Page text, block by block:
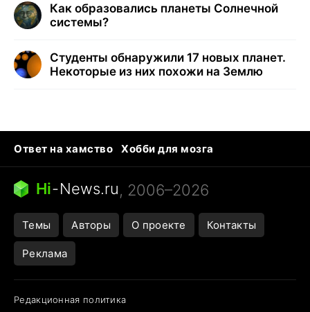
Как образовались планеты Солнечной
системы?
Студенты обнаружили 17 новых планет.
Некоторые из них похожи на Землю
Ответ на хамство
Хобби для мозга
Бензин 100 и 95
Тунцы в океанариуме
Следующая пандемия
Hi-News.ru, 2006–2026
Темы Авторы О проекте Контакты
Реклама
Редакционная политика